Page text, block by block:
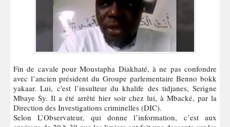
Fin de cavale pour Moustapha Diakhaté, à ne pas confondre
avec l’ancien président du Groupe parlementaire Benno bokk
yakaar. Lui, c'est l’insulteur du khalife des tidjanes, Serigne
Mbaye Sy. Il a été arrêté hier soir chez lui, à Mbacké, par la
Direction des Investigations criminelles (DIC).
Selon L’Observateur, qui donne l’information, c’est aux